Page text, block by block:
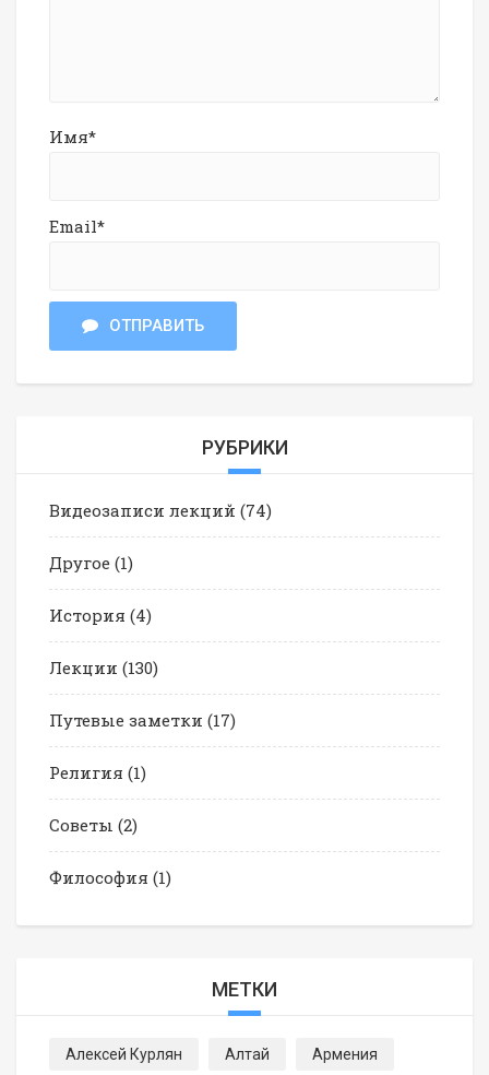
Имя*
Email*
ОТПРАВИТЬ
РУБРИКИ
Видеозаписи лекций (74)
Другое (1)
История (4)
Лекции (130)
Путевые заметки (17)
Религия (1)
Советы (2)
Философия (1)
МЕТКИ
Алексей Курлян Алтай Армения